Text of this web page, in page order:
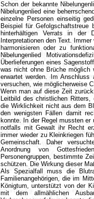
Schon der bekannte
Nibelungenlied eine
einzelne Personen einseitig
Beispiel für
hinterhältigen Verrats in der
Interpretationen den Text.
harmonisieren oder zu
Nibelungenlied
Überlieferungen eines
was nicht ohne Brüche möglich
erwartet werden. Im
versuchen, wie möglicherweise
Wenn man auf diese Zeit
Leitbild des christlichen Ritters,
die Wirklichkeit nicht aus dem
den wenigsten Fällen damit
konnte. In der Regel mussten
notfalls mit Gewalt ihr Recht
immer wieder zu Kleinkriegen
Gemeinschaft. Daher
Anordnung von
Personengruppen, bestimmte
schützen. Die Wirkung dieser
Als Spezialfall muss die
Familienangehörigen, die im
Königtum, unterstützt von der
mit dem allmählichen